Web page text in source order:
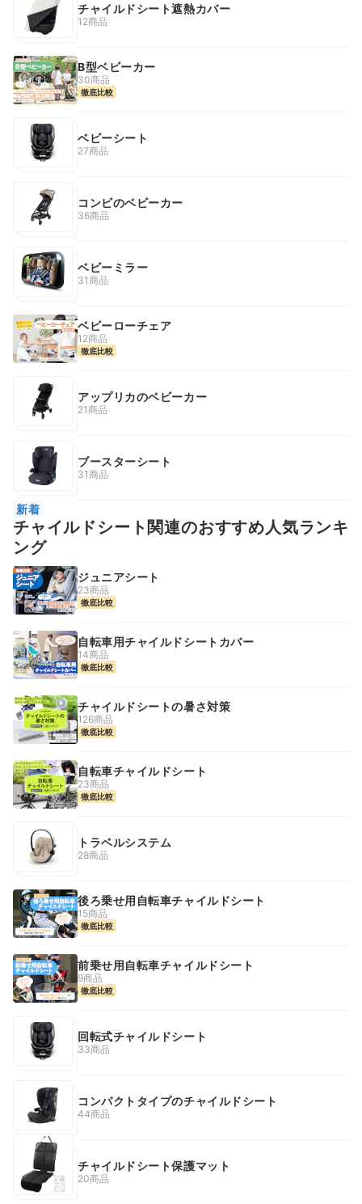
チャイルドシート遮熱カバー
12商品
B型ベビーカー
30商品
徹底比較
ベビーシート
27商品
コンビのベビーカー
36商品
ベビーミラー
31商品
ベビーローチェア
12商品
徹底比較
アップリカのベビーカー
21商品
ブースターシート
31商品
新着
チャイルドシート関連のおすすめ人気ランキ
ング
ジュニアシート
23商品
徹底比較
自転車用チャイルドシートカバー
14商品
徹底比較
チャイルドシートの暑さ対策
126商品
徹底比較
自転車チャイルドシート
23商品
徹底比較
トラベルシステム
28商品
後ろ乗せ用自転車チャイルドシート
15商品
徹底比較
前乗せ用自転車チャイルドシート
9商品
徹底比較
回転式チャイルドシート
33商品
コンパクトタイプのチャイルドシート
44商品
チャイルドシート保護マット
20商品